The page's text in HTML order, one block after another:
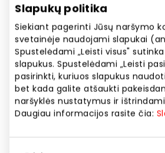
Slapukų politika
Siekiant pagerinti Jūsų naršymo
svetainėje naudojami slapukai
Spustelėdami „Leisti visus"
slapukus. Spustelėdami „Leisti
pasirinkti, kuriuos slapukus
bet kada galite atšaukti
naršyklės nustatymus ir
Daugiau informacijos rasite čia:
https://www.nordbaby.com
Rodyti lokaciją
Mūsų parduotuvė atstovauja
žinomus ir pripažintus kūdikių
Asortimente rasite viską, ko gali
nėštumo laikotarpio iki vaiko 12